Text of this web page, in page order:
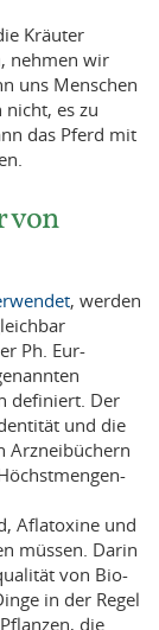
Kräuter
nehmen wir
uns Menschen
es zu
das Pferd mit
von
, werden
Ph. Eur-
definiert. Der
und die
Arzneibüchern
Aflatoxine und
müssen. Darin
von Bio-
in der Regel
die